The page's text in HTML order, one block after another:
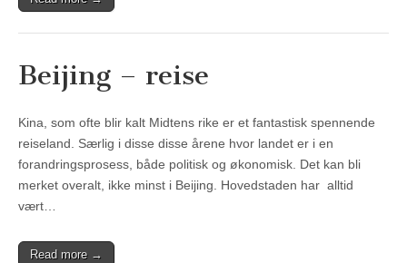
Beijing – reise
Kina, som ofte blir kalt Midtens rike er et fantastisk spennende
reiseland. Særlig i disse disse årene hvor landet er i en
forandringsprosess, både politisk og økonomisk. Det kan bli
merket overalt, ikke minst i Beijing. Hovedstaden har alltid
vært…
Read more →